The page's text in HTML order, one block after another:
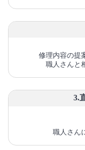
修理内容の提
職人さんと
3.
職人さん